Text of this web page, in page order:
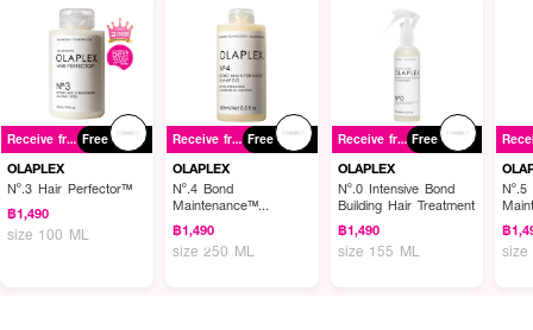
ผลลัพธ์ที่ได้ :
OLAPLEX Nº.9 Bond Protector Nourishing Hair Serumเซรั่มบำรุงผม เนื้อ
บางเบาแต่ให้การฟื้นบำรุงอย่างเข้มข้น ช่วยเสริมเกราะป้องกันให้เส้นผม ปกป้อง
เส้นผมจากมลภาวะนานถึง 48 ชั่วโมง พร้อมป้องกันผมเสียหายจากความร้อนได้
ถึง 232 องศา มอบผมนุ่มลื่น เงางาม ไม่ชี้ฟู จัดทรงง่าย
• ปกป้องผมจากมลภาวะ 48 ชั่วโมง เป็นเกราะป้องกันมลภาวะปกป้องเส้นผมจาก
การแตกหัก
Receive free gift Free
OLAPLEX
Nº.3 Hair Perfector™
฿1,490
size 100 ML
Receive free gift Free
OLAPLEX
Nº.4 Bond
Maintenance™
Shampoo
฿1,490
size 250 ML
Receive free gift Free
OLAPLEX
Nº.0 Intensive Bond
Building Hair Treatment
฿1,490
size 155 ML
Nº.5
฿
size